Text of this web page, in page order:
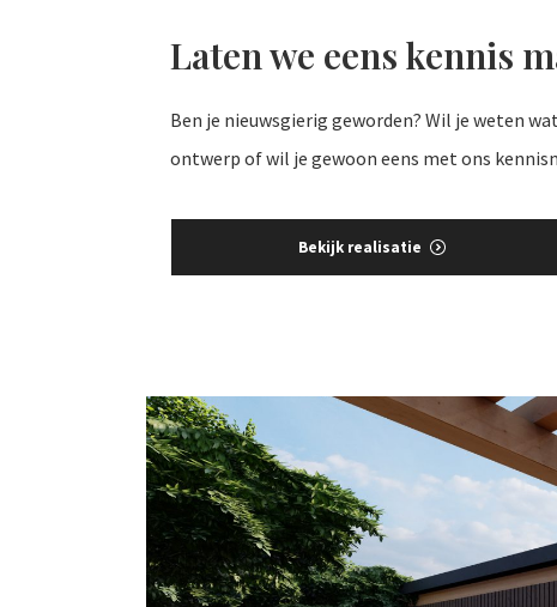
Laten we eens kennis
Ben je nieuwsgierig geworden? Wil je weten
ontwerp of wil je gewoon eens met ons
Bekijk realisatie